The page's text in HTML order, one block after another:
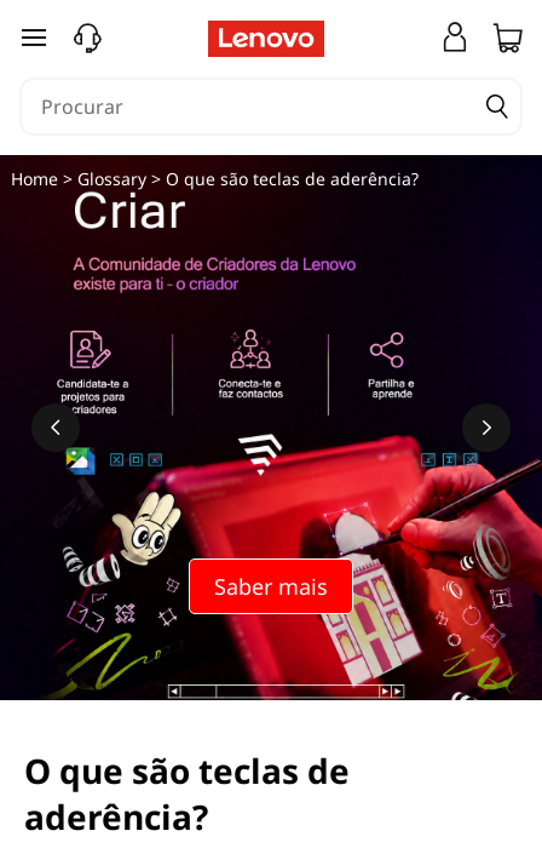
saltar para o conteúdo principal
Saber mais
Home> Glossary> O que são teclas de aderência?
O que são teclas de
aderência?